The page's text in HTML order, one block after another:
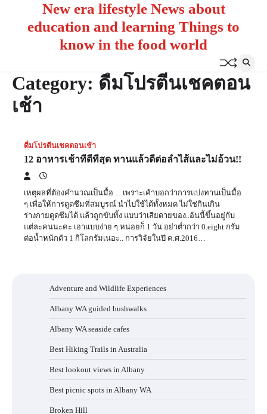
New era lifestyle News about
education and learning Things to
know in the food world
Category: ดื่มโปรตีนเชคตอน
เช้า
ดื่มโปรตีนเชคตอนเช้า
12 อาหารเช้าที่ดีที่สุด ทานแล้วดีต่อลำไส้และไม่อ้วน!!
เหตุผลที่ต้องคำนวณเป็นมื้อ …เพราะเค้าบอกว่าการแบ่งทานเป็นมื้อ
ๆ เพื่อให้การดูดซึมที่สมบูรณ์ นำไปใช้ได้ทั้งหมด ไม่ใช่กินเกิน
ร่างกายดูดซึมได้ แล้วถูกขับทิ้ง แบบว่าเสียดายของ..อันนี้ขึ้นอยู่กับ
แต่ละคนนะคะ เอาแบบง่าย ๆ หน่อยก็ 1 วัน อย่าต่ำกว่า 0.eight กรัม
ต่อน้ำหนักตัว 1 กิโลกรัมเนอะ.. การวิจัยในปี ค.ศ.2016…
Adventure and Wildlife Experiences
Albany WA guided bushwalks
Albany WA seaside cafes
Best Hiking Trails in Australia
Best lookout views in Albany
Best picnic spots in Albany WA
Broken Hill